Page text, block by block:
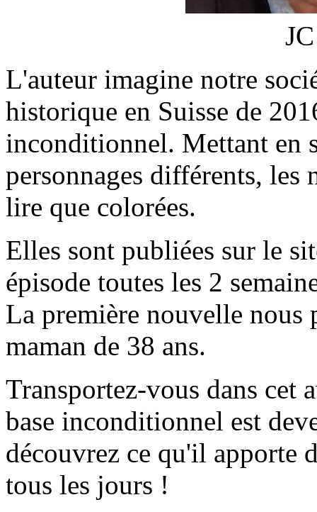
L'auteur imagine notre
historique en Suisse de
inconditionnel. Mettant en
personnages différents, les
lire que colorées.
Elles sont publiées sur le
épisode toutes les 2
La première nouvelle nous
maman de 38 ans.
Transportez-vous dans cet
base inconditionnel est
découvrez ce qu'il apporte
tous les jours !